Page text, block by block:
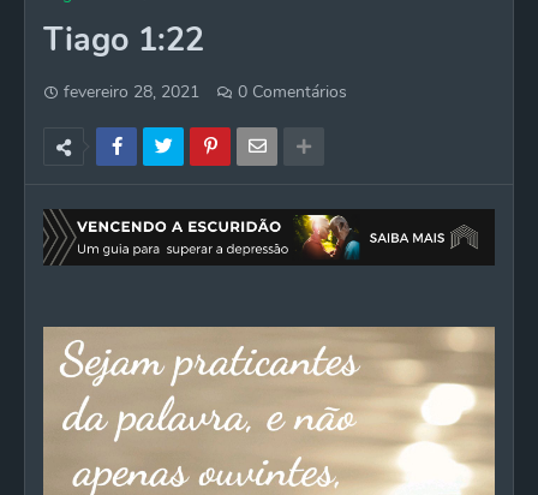
Tiago 1:22
fevereiro 28, 2021 0 Comentários